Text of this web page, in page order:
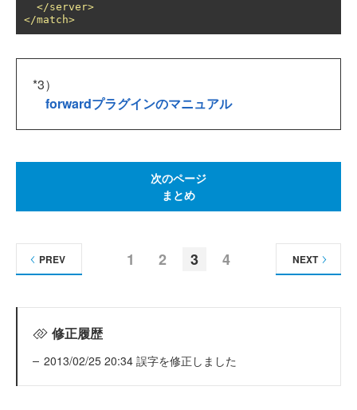
</server>
</match>
*3）
forwardプラグインのマニュアル
次のページ
まとめ
1 2 3 4
PREV NEXT
修正履歴
2013/02/25 20:34 誤字を修正しました